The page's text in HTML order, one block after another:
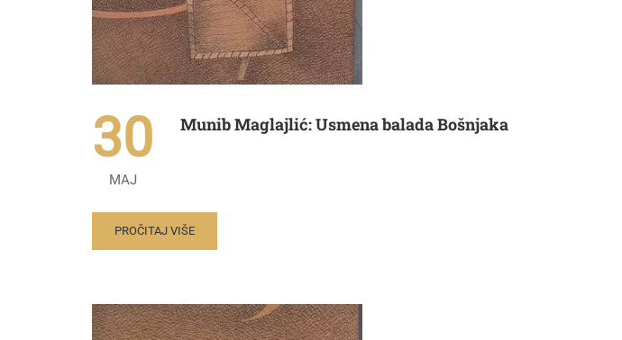
30
MAJ
Munib Maglajlić: Usmena balada Bošnjaka
PROČITAJ VIŠE